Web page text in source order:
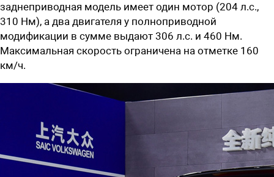
заднеприводная модель имеет один мотор (204 л.с.,
310 Нм), а два двигателя у полноприводной
модификации в сумме выдают 306 л.с. и 460 Нм.
Максимальная скорость ограничена на отметке 160
км/ч.